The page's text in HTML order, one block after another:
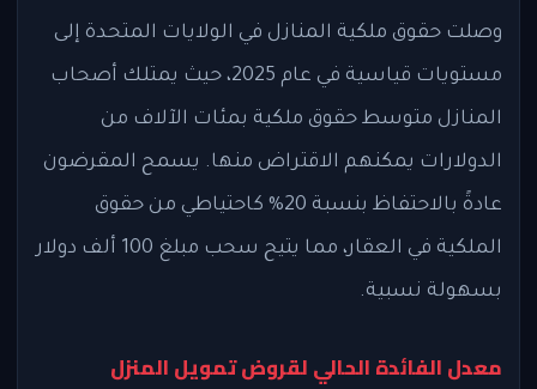
وصلت حقوق ملكية المنازل في الولايات المتحدة إلى
مستويات قياسية في عام 2025، حيث يمتلك أصحاب
المنازل متوسط حقوق ملكية بمئات الآلاف من
الدولارات يمكنهم الاقتراض منها. يسمح المقرضون
عادةً بالاحتفاظ بنسبة 20% كاحتياطي من حقوق
الملكية في العقار، مما يتيح سحب مبلغ 100 ألف دولار
بسهولة نسبية.
معدل الفائدة الحالي لقروض تمويل المنزل